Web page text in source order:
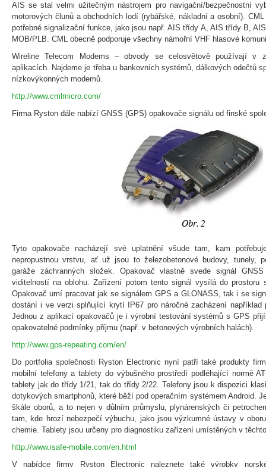
AIS se stal velmi užitečným nástrojem pro navigační/bezpečnostní
motorových člunů a obchodních lodí (rybářské, nákladní a osobní).
potřebné signalizační funkce, jako jsou např. AIS třídy A, AIS třídy B,
MOB/PLB. CML obecně podporuje všechny námořní VHF hlasové
Wireline Telecom Modems – obvody se celosvětově používají v
aplikacích. Najdeme je třeba u bankovních systémů, dálkových odečtů
nízkovýkonných modemů.
http://www.cmlmicro.com/
Firma Ryston dále nabízí GNSS (GPS) opakovače signálu od finské
Tyto opakovače nacházejí své uplatnění všude tam, kam
nepropustnou vrstvu, ať už jsou to železobetonové budovy, tunely,
garáže záchranných složek. Opakovač vlastně svede signál
viditelností na oblohu. Zařízení potom tento signál vysílá do prostoru
Opakovač umí pracovat jak se signálem GPS a GLONASS, tak i se
dostání i ve verzi splňující krytí IP67 pro náročné zacházení například
Jednou z aplikací opakovačů je i výrobní testování systémů s GPS
opakovatelné podmínky příjmu (např. v betonových výrobních halách).
http://www.gps-repeating.com/en/
Do portfolia společnosti Ryston Electronic nyní patří také produkty
mobilní telefony a tablety do výbušného prostředí podléhající normě
tablety jak do třídy 1/21, tak do třídy 2/22. Telefony jsou k dispozici
dotykových smartphonů, které běží pod operačním systémem Android.
škále oborů, a to nejen v důlním průmyslu, plynárenských či
tam, kde hrozí nebezpečí výbuchu, jako jsou výzkumné ústavy v
chemie. Tablety jsou určeny pro diagnostiku zařízení umístěných v
http://www.isafe-mobile.com/en.html
V nabídce firmy Ryston Electronic naleznete také výrobky